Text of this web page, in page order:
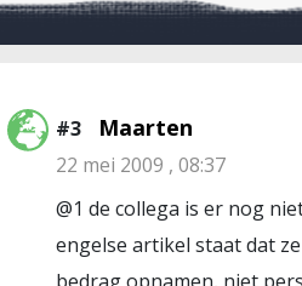
#3 Maarten
22 mei 2009 , 08:37
@1 de collega is er nog
engelse artikel staat dat